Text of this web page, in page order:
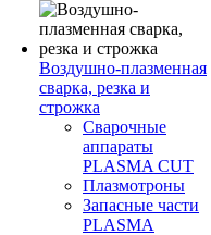
Воздушно-плазменная
сварка, резка и
строжка
Сварочные
аппараты
PLASMA CUT
Плазмотроны
Запасные части
PLASMA